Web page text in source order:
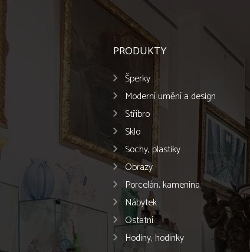
PRODUKTY
Šperky
Moderní umění a design
Stříbro
Sklo
Sochy, plastiky
Obrazy
Porcelán, kamenina
Nábytek
Ostatní
Hodiny, hodinky